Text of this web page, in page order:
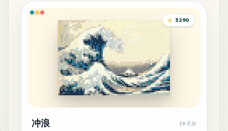
3290
冲浪 19 天前